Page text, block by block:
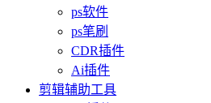
ps软件
ps笔刷
CDR插件
Ai插件
剪辑辅助工具